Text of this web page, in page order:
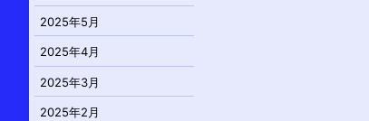
2025年5月
2025年4月
2025年3月
2025年2月